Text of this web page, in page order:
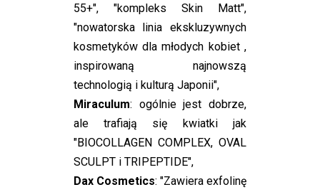
55+", "kompleks Skin Matt",
"nowatorska linia ekskluzywnych
kosmetyków dla młodych kobiet ,
inspirowaną najnowszą
technologią i kulturą Japonii",
Miraculum: ogólnie jest dobrze,
ale trafiają się kwiatki jak
"BIOCOLLAGEN COMPLEX, OVAL
SCULPT i TRIPEPTIDE",
Dax Cosmetics: "Zawiera exfolinę